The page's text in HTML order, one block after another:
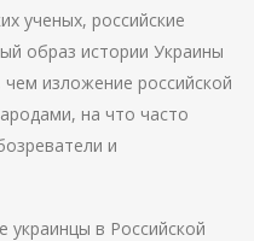
ученых, российские
образ истории Украины
изложение российской
на что часто
и
украинцы в Российской